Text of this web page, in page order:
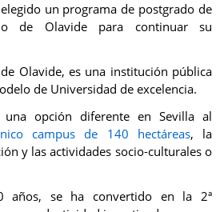
un programa de postgrado de
de Olavide para continuar su
Olavide, es una institución pública
de Universidad de excelencia.
opción diferente en Sevilla al
campus de 140 hectáreas, la
y las actividades socio-culturales o
años, se ha convertido en la 2ª